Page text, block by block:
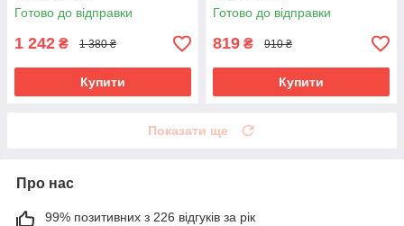
Готово до відправки
1 242 ₴ 1 380 ₴
Купити
Готово до відправки
819 ₴ 910 ₴
Купити
Показати ще
Про нас
99% позитивних з 226 відгуків за рік